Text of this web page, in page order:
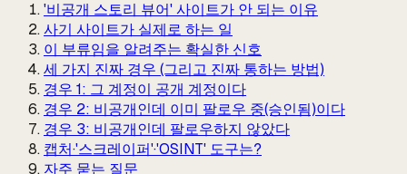
'비공개 스토리 뷰어' 사이트가 안 되는 이유
사기 사이트가 실제로 하는 일
이 부류임을 알려주는 확실한 신호
세 가지 진짜 경우 (그리고 진짜 통하는 방법)
경우 1: 그 계정이 공개 계정이다
경우 2: 비공개인데 이미 팔로우 중(승인됨)이다
경우 3: 비공개인데 팔로우하지 않았다
캡처·'스크레이퍼'·'OSINT' 도구는?
자주 묻는 질문